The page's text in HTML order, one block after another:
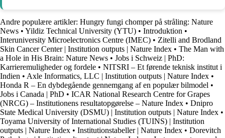
Andre populære artikler: Hungry fungi chomper på stråling: Nature
News • Yildiz Technical University (YTU) • Introduktion •
Interuniversity Microelectronics Centre (IMEC) • Zitelli and Brodland
Skin Cancer Center | Institution outputs | Nature Index • The Man with
a Hole in His Brain: Nature News • Jobs i Schweiz | PhD:
Karrieremuligheder og fordele • NITSRI – Et førende teknisk institut i
Indien • Axle Informatics, LLC | Institution outputs | Nature Index •
Honda R – En dybdegående gennemgang af en populær bilmodel •
Jobs i Canada | PhD • ICAR National Research Centre for Grapes
(NRCG) – Institutionens resultatopgørelse – Nature Index • Dnipro
State Medical University (DSMU) | Institution outputs | Nature Index •
Toyama University of International Studies (TUINS) | Institution
outputs | Nature Index • Institutionstabeller | Nature Index • Dorevitch